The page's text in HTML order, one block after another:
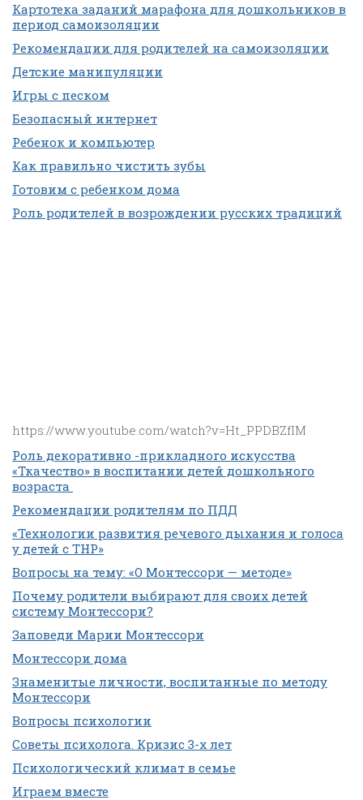
Картотека заданий марафона для дошкольников в
период самоизоляции
Рекомендации для родителей на самоизоляции
Детские манипуляции
Игры с песком
Безопасный интернет
Ребенок и компьютер
Как правильно чистить зубы
Готовим с ребенком дома
Роль родителей в возрождении русских традиций
https://www.youtube.com/watch?v=Ht_PPDBZfIM
Роль декоративно -прикладного искусства
«Ткачество» в воспитании детей дошкольного
возраста
Рекомендации родителям по ПДД
«Технологии развития речевого дыхания и голоса
у детей с ТНР»
Вопросы на тему: «О Монтессори — методе»
Почему родители выбирают для своих детей
систему Монтессори?
Заповеди Марии Монтессори
Монтессори дома
Знаменитые личности, воспитанные по методу
Монтессори
Вопросы психологии
Советы психолога. Кризис 3-х лет
Психологический климат в семье
Играем вместе